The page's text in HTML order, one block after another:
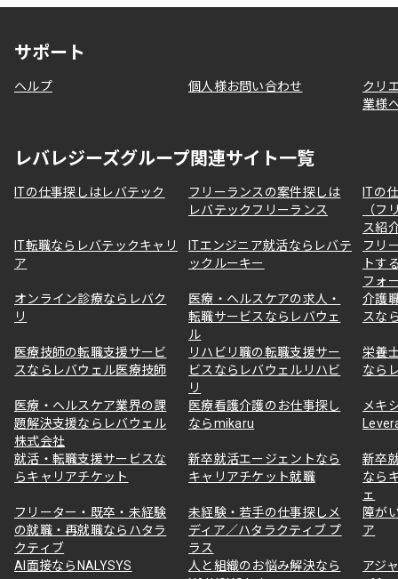
サポート
ヘルプ 個人様お問い合わせ
クリ
業様
レバレジーズグループ関連サイト一覧
ITの仕事探しはレバテック
フリーランスの案件探しは
レバテックフリーランス
ITの
（フ
ス紹
IT転職ならレバテックキャリ
ア
ITエンジニア就活ならレバテ
ックルーキー
フリ
トす
フォ
オンライン診療ならレバク
リ
医療・ヘルスケアの求人・
転職サービスならレバウェ
ル
介護
スな
医療技師の転職支援サービ
スならレバウェル医療技師
リハビリ職の転職支援サー
ビスならレバウェルリハビ
リ
栄養
なら
医療・ヘルスケア業界の課
題解決支援ならレバウェル
株式会社
医療看護介護のお仕事探し
ならmikaru
メキ
就活・転職支援サービスな
らキャリアチケット
新卒就活エージェントなら
キャリアチケット就職
新卒
なら
ェ
フリーター・既卒・未経験
の就職・再就職ならハタラ
クティブ
未経験・若手の仕事探しメ
ディア／ハタラクティブ プ
ラス
障が
ア
AI面接ならNALYSYS
人と組織のお悩み解決なら
アジ